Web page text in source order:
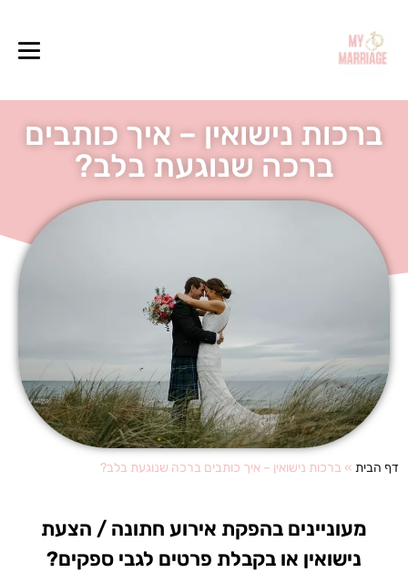
ברכות נישואין – איך כותבים
ברכה שנוגעת בלב?
דף הבית » ברכות נישואין – איך כותבים ברכה שנוגעת בלב?
מעוניינים בהפקת אירוע חתונה / הצעת
נישואין או בקבלת פרטים לגבי ספקים?